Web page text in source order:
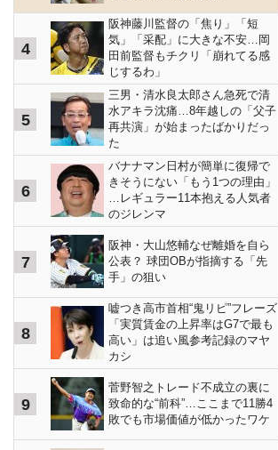
4
阪神藤川監督の「焦り」「短
気」「采配」に大きな不安…岡
田前監督もチクリ「崩れてる感
じするわ」
5
三男・清水良太郎さん急死で清
水アキラ沈痛…8年越しの「父子
再共演」が始まったばかりだっ
た
6
バナナマン日村が簡単に復帰で
きそうにない「もう1つの理由」
…レギュラー11本抱える人気者
のジレンマ
7
阪神・大山悠輔なぜ離婚を自ら
公表？ 球団OBが指摘する「先
手」の狙い
8
嘘つき高市首相“鬼リピ”フレーズ
「実質賃金の上昇率はG7で最も
高い」は追い風参考記録のマヤ
カシ
9
菅野智之トレード不成立の裏に
致命的な“前科”…ここまで11勝4
敗でも市場価値が低かったワケ